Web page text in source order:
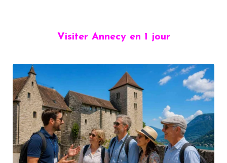
Visiter Annecy en 1 jour